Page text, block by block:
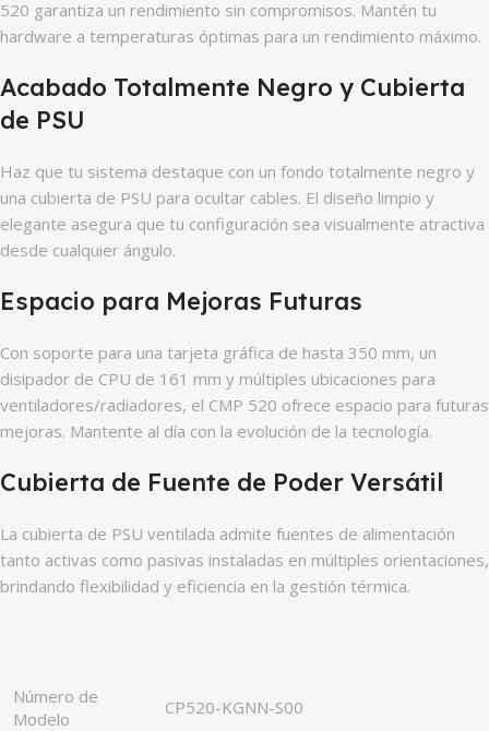
520 garantiza un rendimiento sin compromisos. Mantén tu
hardware a temperaturas óptimas para un rendimiento máximo.
Acabado Totalmente Negro y Cubierta
de PSU
Haz que tu sistema destaque con un fondo totalmente negro y
una cubierta de PSU para ocultar cables. El diseño limpio y
elegante asegura que tu configuración sea visualmente atractiva
desde cualquier ángulo.
Espacio para Mejoras Futuras
Con soporte para una tarjeta gráfica de hasta 350 mm, un
disipador de CPU de 161 mm y múltiples ubicaciones para
ventiladores/radiadores, el CMP 520 ofrece espacio para futuras
mejoras. Mantente al día con la evolución de la tecnología.
Cubierta de Fuente de Poder Versátil
La cubierta de PSU ventilada admite fuentes de alimentación
tanto activas como pasivas instaladas en múltiples orientaciones,
brindando flexibilidad y eficiencia en la gestión térmica.
Número de
Modelo
CP520-KGNN-S00